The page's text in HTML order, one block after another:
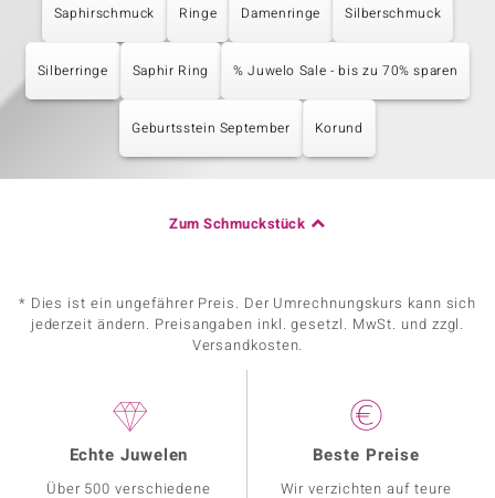
Saphirschmuck Ringe Damenringe Silberschmuck
Silberringe Saphir Ring % Juwelo Sale - bis zu 70% sparen
Geburtsstein September Korund
Zum Schmuckstück
* Dies ist ein ungefährer Preis. Der Umrechnungskurs kann sich
jederzeit ändern. Preisangaben inkl. gesetzl. MwSt. und zzgl.
Versandkosten.
Echte Juwelen
Über 500 verschiedene
Beste Preise
Wir verzichten auf teure